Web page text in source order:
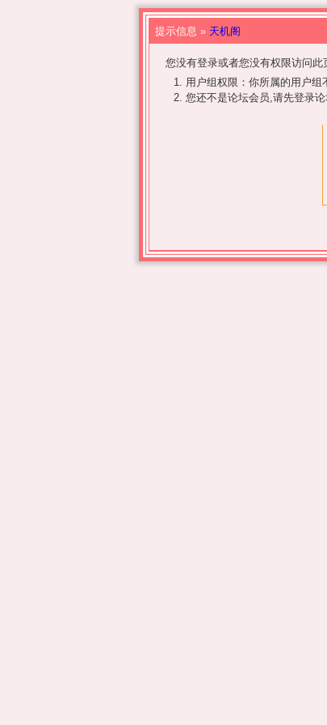
提示信息 » 天机阁
您没有登录或者您没有权限访问
用户组权限：你所属的用户组
您还不是论坛会员,请先登录